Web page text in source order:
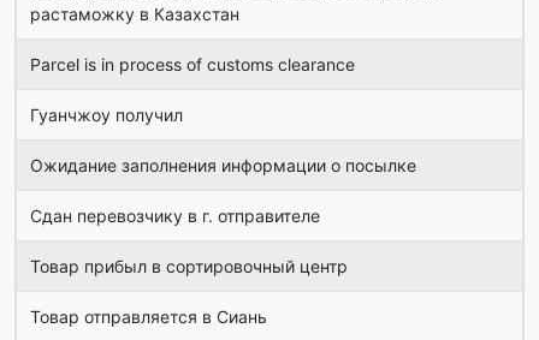
растаможку в Казахстан
Parcel is in process of customs clearance
Гуанчжоу получил
Ожидание заполнения информации о посылке
Сдан перевозчику в г. отправителе
Товар прибыл в сортировочный центр
Товар отправляется в Сиань